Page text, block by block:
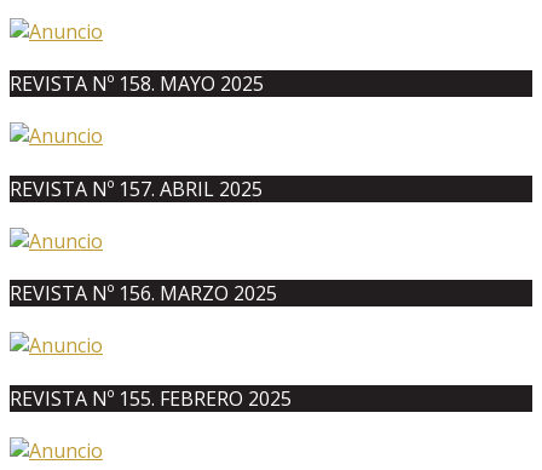
REVISTA Nº 158. MAYO 2025
REVISTA Nº 157. ABRIL 2025
REVISTA Nº 156. MARZO 2025
REVISTA Nº 155. FEBRERO 2025